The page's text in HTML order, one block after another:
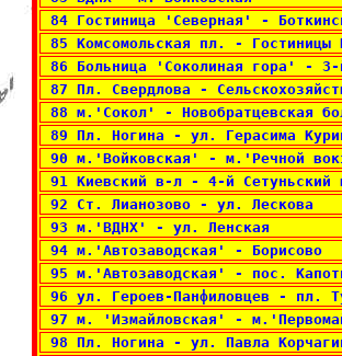
84 Гостиница 'Северная' -
85 Комсомольская пл. - Гостиницы
86 Больница 'Соколиная гора' - 3-
87 Пл. Свердлова -
88 м.'Сокол' - Новобратцевская
89 Пл. Ногина - ул. Герасима
90 м.'Войковская' - м.'Речной
91 Киевский в-л - 4-й Сетуньский
92 Ст. Лианозово - ул. Лескова
93 м.'ВДНХ' - ул. Ленская
94 м.'Автозаводская' - Борисово
95 м.'Автозаводская' - пос.
96 ул. Героев-Панфиловцев - пл.
97 м. 'Измайловская' -
98 Пл. Ногина - ул. Павла